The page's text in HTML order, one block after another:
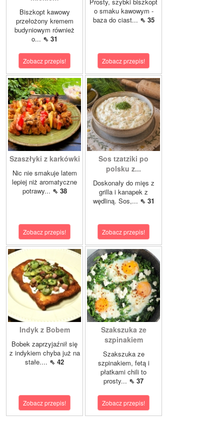
Biszkopt kawowy
przełożony kremem
budyniowym również
o... ⇖ 31
Zobacz przepis!
o smaku kawowym -
baza do ciast... ⇖ 35
Zobacz przepis!
Szaszłyki z karkówki
Nic nie smakuje latem
lepiej niż aromatyczne
potrawy... ⇖ 38
Zobacz przepis!
Sos tzatziki po
polsku z...
Doskonały do mięs z
grilla i kanapek z
wędliną. Sos,... ⇖ 31
Zobacz przepis!
Indyk z Bobem
Bobek zaprzyjaźnił się
z indykiem chyba już na
stałe.... ⇖ 42
Zobacz przepis!
Szakszuka ze
szpinakiem
Szakszuka ze
szpinakiem, fetą i
płatkami chili to
prosty... ⇖ 37
Zobacz przepis!